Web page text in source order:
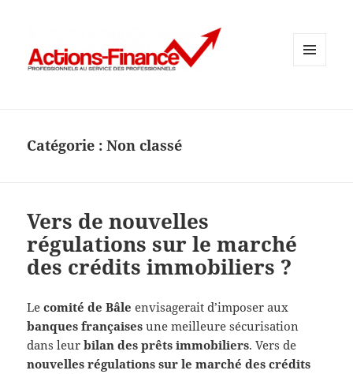
Catégorie :Non classé
Vers de nouvelles
régulations sur le marché
des crédits immobiliers ?
Lecomité de Bâle envisagerait d’imposer aux
banques françaises une meilleure sécurisation
dans leurbilan des prêts immobiliers. Vers de
nouvelles régulations sur le marché des crédits